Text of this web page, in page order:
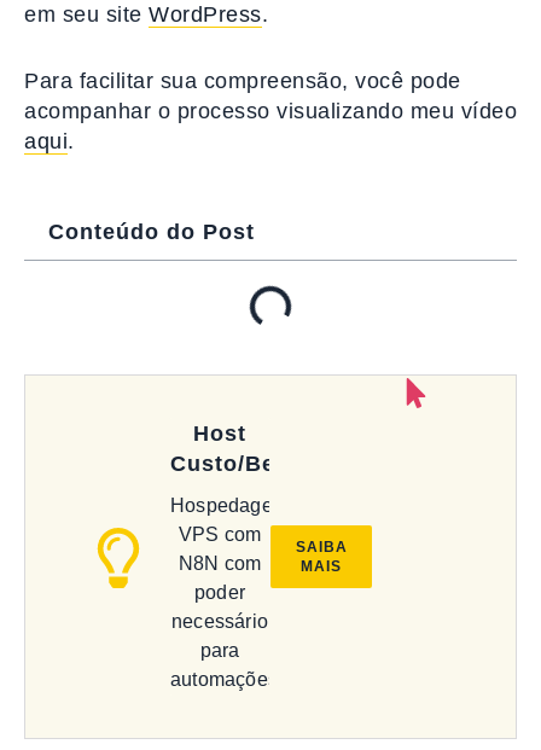
em seu site WordPress.
Para facilitar sua compreensão, você pode
acompanhar o processo visualizando meu vídeo
aqui.
Conteúdo do Post
Host
Custo/Benefício
Hospedagem
VPS com
N8N com
poder
necessário
para
automações
SAIBA
MAIS